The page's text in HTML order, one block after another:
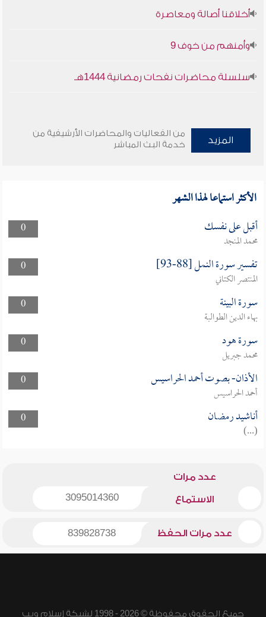
أخلاقنا أصالة ومعاصرة
وأمنهم من خوف 9
سلسلة محاضرات نفحات رمضانية 1444هـ
المزيد
من الفعاليات والمحاضرات الأرشيفية من
خدمة البث المباشر
الأكثر استماعا لهذا الشهر
0 أقبل على نفسك
محمد المنجد
0
تفسير سورة النمل [88-93]
المنتصر الكتاني
0
سورة البينة
بهاء الدين الطوالبة
0
سورة هود
محمد جبريل
0
الأذان- بصوت أحمد الحراسيس
أحمد الحراسيس
0
أناشيد رمضان
(...)
عدد مرات
الاستماع 3095014360
عدد مرات الحفظ 839828738
جميع الحقوق محفوظة © 2026 - 1998 لشبكة إسلام ويب